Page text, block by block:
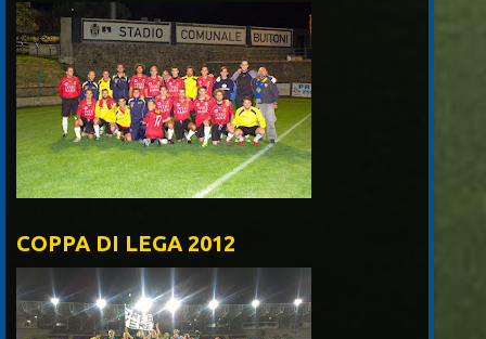
COPPA DI LEGA 2012